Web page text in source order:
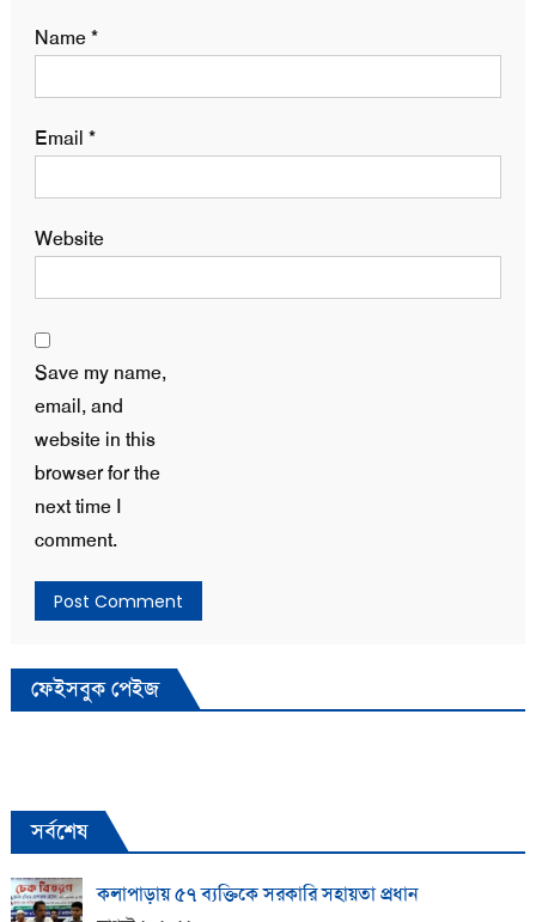
Name*
Email *
Website
Save my name,
email, and
website in this
browser for the
next time I
comment.
ফেইসবুক পেইজ
সর্বশেষ
কলাপাড়ায় ​৫৭ ব্যক্তিকে সরকারি সহায়তা প্রধান